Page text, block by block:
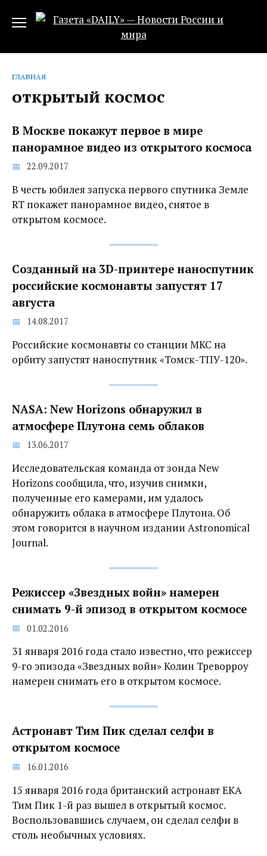
ГЛАВНАЯ
открытый космос
В Москве покажут первое в мире
панорамное видео из открытого космоса
22.09.2017
В честь юбилея запуска первого спутника Земле
RT покажет панорамное видео, снятое в
открытом космосе.
Созданный на 3D-принтере наноспутник
российские космонавты запустят 17
августа
14.08.2017
Российские космонавты со станции МКС на
орбиту запустят наноспутник «Томск-ТПУ-120».
NASA: New Horizons обнаружил в
атмосфере Плутона семь облаков
13.06.2017
Исследовательская команда от зонда New
Horizons сообщила, что, изучив снимки,
полученные его камерами, им удалось
обнаружить облака в атмосфере Плутона. Об
этом говорится в научном издании Astronomical
Journal.
Режиссер «Звездных войн» намерен
снимать 9-й эпизод в открытом космосе
01.02.2016
31 января 2016 года стало известно, что режиссер
9-го эпизода «Звездных войн» Колин Треворроу
намерен снимать его в открытом космосе.
Астронавт Тим Пик сделал селфи в
открытом космосе
16.01.2016
15 января 2016 года британский астронавт ЕКА
Тим Пик 1-й раз вышел в открытый космос.
Воспользовавшись случаем, он сделал селфи в
столь необычных условиях.